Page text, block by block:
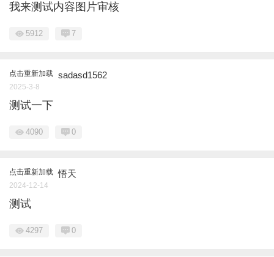
我来测试内容图片审核
5912 7
点击重新加载 sadasd1562
2025-3-8
测试一下
4090 0
点击重新加载 悟天
2024-12-14
测试
4297 0